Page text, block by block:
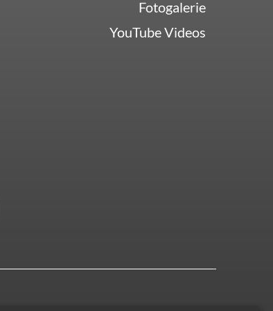
Fotogalerie
YouTube Videos